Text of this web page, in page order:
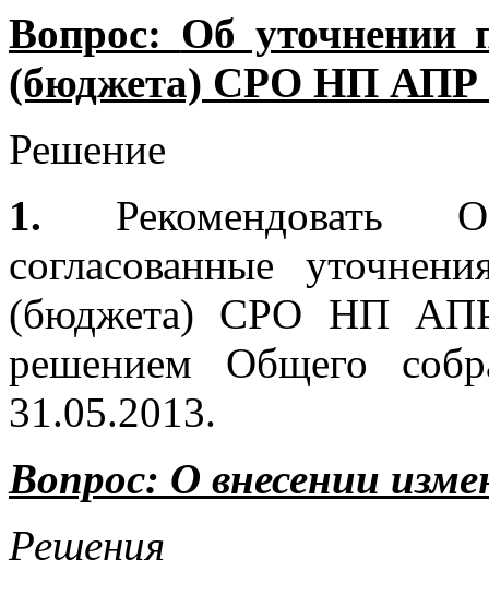
Вопрос: Об уточнении
(бюджета) СРО НП АПР
Решение
1.
согласованные
(бюджета) СРО НП АПР
решением Общего
31.05.2013.
Вопрос: О внесении
Решения